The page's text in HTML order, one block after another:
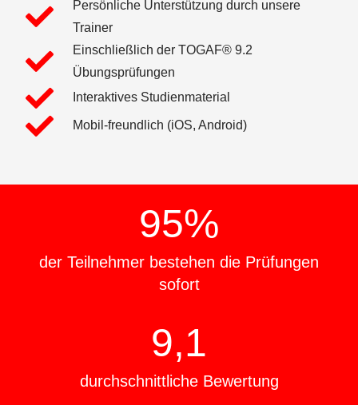
Persönliche Unterstützung durch unsere
Trainer
Einschließlich der TOGAF® 9.2
Übungsprüfungen
Interaktives Studienmaterial
Mobil-freundlich (iOS, Android)
95%
der Teilnehmer bestehen die Prüfungen
sofort
9,1
durchschnittliche Bewertung